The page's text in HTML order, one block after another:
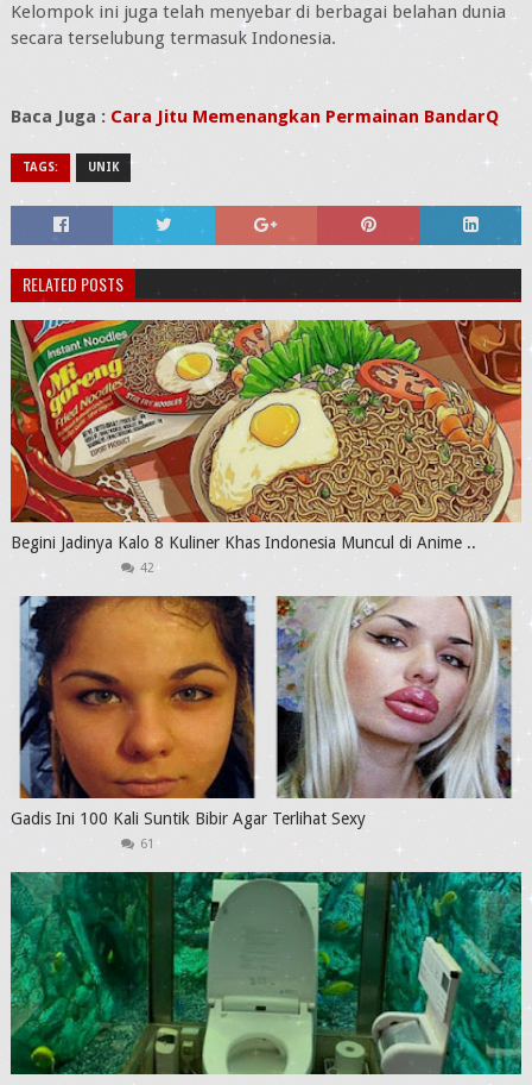
Kelompok ini juga telah menyebar di berbagai belahan dunia
secara terselubung termasuk Indonesia.
Baca Juga : Cara Jitu Memenangkan Permainan BandarQ
TAGS: UNIK
RELATED POSTS
Begini Jadinya Kalo 8 Kuliner Khas Indonesia Muncul di Anime ..
42
Gadis Ini 100 Kali Suntik Bibir Agar Terlihat Sexy
61